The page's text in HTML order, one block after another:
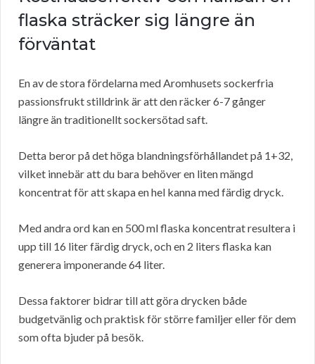
flaska sträcker sig längre än
förväntat
En av de stora fördelarna med Aromhusets sockerfria
passionsfrukt stilldrink är att den räcker 6-7 gånger
längre än traditionellt sockersötad saft.
Detta beror på det höga blandningsförhållandet på 1+32,
vilket innebär att du bara behöver en liten mängd
koncentrat för att skapa en hel kanna med färdig dryck.
Med andra ord kan en 500 ml flaska koncentrat resultera i
upp till 16 liter färdig dryck, och en 2 liters flaska kan
generera imponerande 64 liter.
Dessa faktorer bidrar till att göra drycken både
budgetvänlig och praktisk för större familjer eller för dem
som ofta bjuder på besök.